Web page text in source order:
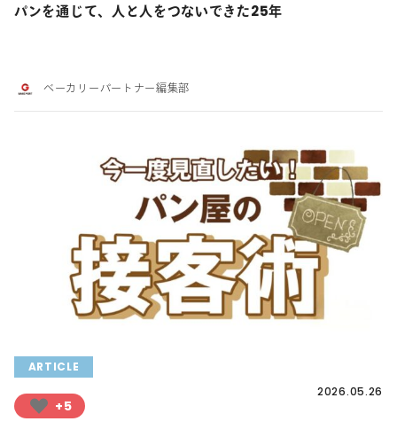
パンを通じて、人と人をつないできた25年
ベーカリーパートナー編集部
ARTICLE
+5
2026.05.26